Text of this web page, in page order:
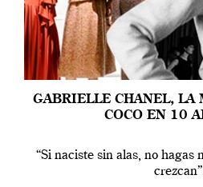
GABRIELLE CHANEL, LA
COCO EN 10
“Si naciste sin alas, no hagas